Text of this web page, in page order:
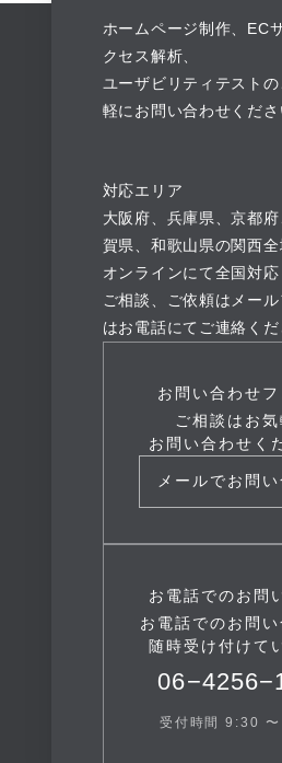
ホームページ制作、EC
クセス解析、
ユーザビリティテスト
軽にお問い合わせくださ
対応エリア
大阪府、兵庫県、京都
賀県、和歌山県の関西全
オンラインにて全国対応
ご相談、ご依頼はメー
はお電話にてご連絡くだ
お問い合わせフ
ご相談はお気
お問い合わせく
メールでお問
お電話でのお問
お電話でのお問い
随時受け付けて
受付時間 9:30